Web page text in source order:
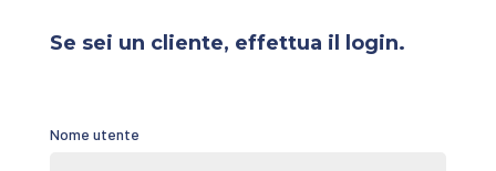
Se sei un cliente, effettua il login.
Nome utente